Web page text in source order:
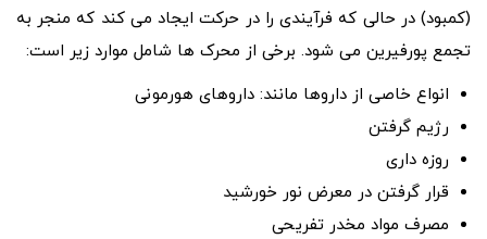
(کمبود) در حالی که فرآیندی را در حرکت ایجاد می کند که منجر به
تجمع پورفیرین می شود. برخی از محرک ها شامل موارد زیر است:
انواع خاصی از داروها مانند: داروهای هورمونی
رژیم گرفتن
روزه داری
قرار گرفتن در معرض نور خورشید
مصرف مواد مخدر تفریحی